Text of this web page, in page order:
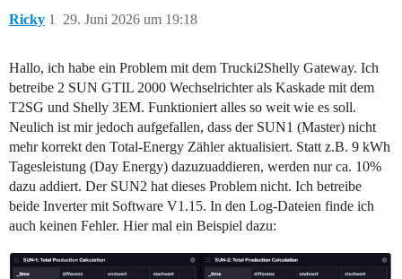
Ricky 29. Juni 2026 um 19:18
1
Hallo, ich habe ein Problem mit dem Trucki2Shelly Gateway. Ich
betreibe 2 SUN GTIL 2000 Wechselrichter als Kaskade mit dem
T2SG und Shelly 3EM. Funktioniert alles so weit wie es soll.
Neulich ist mir jedoch aufgefallen, dass der SUN1 (Master) nicht
mehr korrekt den Total-Energy Zähler aktualisiert. Statt z.B. 9 kWh
Tagesleistung (Day Energy) dazuzuaddieren, werden nur ca. 10%
dazu addiert. Der SUN2 hat dieses Problem nicht. Ich betreibe
beide Inverter mit Software V1.15. In den Log-Dateien finde ich
auch keinen Fehler. Hier mal ein Beispiel dazu: